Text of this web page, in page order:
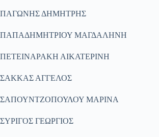
ΠΑΓΩΝΗΣ ΔΗΜΗΤΡΗΣ
ΠΑΠΑΔΗΜΗΤΡΙΟΥ ΜΑΓΔΑΛΗΝΗ
ΠΕΤΕΙΝΑΡΑΚΗ ΑΙΚΑΤΕΡΙΝΗ
ΣΑΚΚΑΣ ΑΓΓΕΛΟΣ
ΣΑΠΟΥΝΤΖΟΠΟΥΛΟΥ ΜΑΡΙΝΑ
ΣΥΡΙΓΟΣ ΓΕΩΡΓΙΟΣ